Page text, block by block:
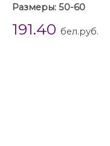
Размеры: 50-60
191.40 бел.руб.